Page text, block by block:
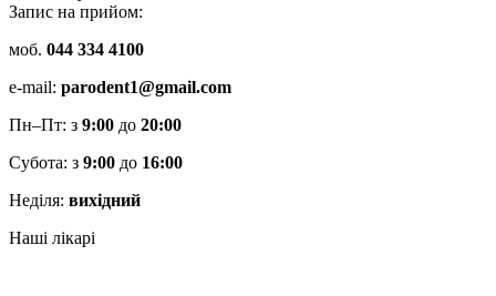
Запис на прийом:
моб. 044 334 4100
e-mail: parodent1@gmail.com
Пн–Пт: з 9:00 до 20:00
Субота: з 9:00 до 16:00
Неділя: вихідний
Наші лікарі